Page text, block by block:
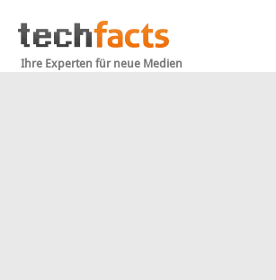
Ihre Experten für neue Medien